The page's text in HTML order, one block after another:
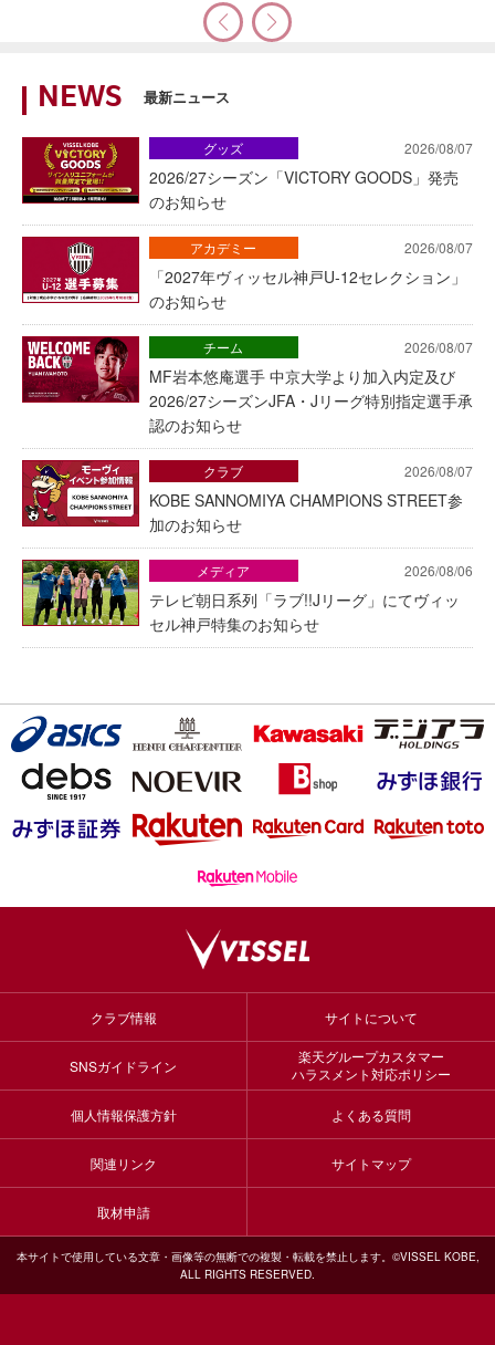
NEWS 最新ニュース
2026/08/07
2026/27シーズン「VICTORY GOODS」発売
のお知らせ
グッズ
2026/08/07
「2027年ヴィッセル神戸U-12セレクション」
のお知らせ
アカデミー
2026/08/07
MF岩本悠庵選手 中京大学より加入内定及び
2026/27シーズンJFA・Jリーグ特別指定選手承
認のお知らせ
チーム
2026/08/07
KOBE SANNOMIYA CHAMPIONS STREET参
加のお知らせ
クラブ
2026/08/06
テレビ朝日系列「ラブ!!Jリーグ」にてヴィッ
セル神戸特集のお知らせ
メディア
クラブ情報 サイトについて
SNSガイドライン
楽天グループカスタマー
ハラスメント対応ポリシー
個人情報保護方針 よくある質問
関連リンク サイトマップ
取材申請
本サイトで使用している文章・画像等の無断での複製・転載を禁止します。©VISSEL KOBE,
ALL RIGHTS RESERVED.